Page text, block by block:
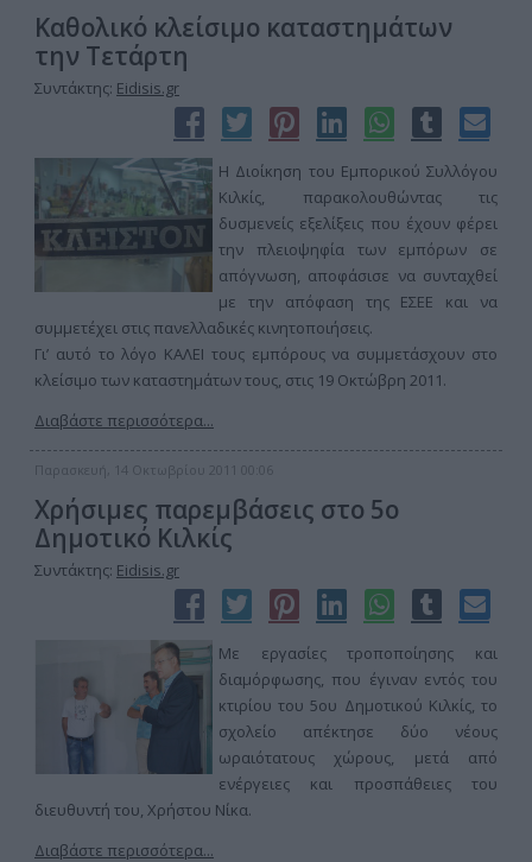
Καθολικό κλείσιμο καταστημάτων
την Τετάρτη
Συντάκτης: Eidisis.gr
Η Διοίκηση του Εμπορικού Συλλόγου
Κιλκίς, παρακολουθώντας τις
δυσμενείς εξελίξεις που έχουν φέρει
την πλειοψηφία των εμπόρων σε
απόγνωση, αποφάσισε να συνταχθεί
με την απόφαση της ΕΣΕΕ και να
συμμετέχει στις πανελλαδικές κινητοποιήσεις.
Γι’ αυτό το λόγο ΚΑΛΕΙ τους εμπόρους να συμμετάσχουν στο
κλείσιμο των καταστημάτων τους, στις 19 Οκτώβρη 2011.
Διαβάστε περισσότερα...
Παρασκευή, 14 Οκτωβρίου 2011 00:06
Χρήσιμες παρεμβάσεις στο 5ο
Δημοτικό Κιλκίς
Συντάκτης: Eidisis.gr
Με εργασίες τροποποίησης και
διαμόρφωσης, που έγιναν εντός του
κτιρίου του 5ου Δημοτικού Κιλκίς, το
σχολείο απέκτησε δύο νέους
ωραιότατους χώρους, μετά από
ενέργειες και προσπάθειες του
διευθυντή του, Χρήστου Νίκα.
Διαβάστε περισσότερα...